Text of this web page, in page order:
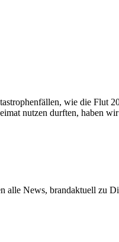
wie die Flut
nutzen durften, haben
alle News, brandaktuell zu